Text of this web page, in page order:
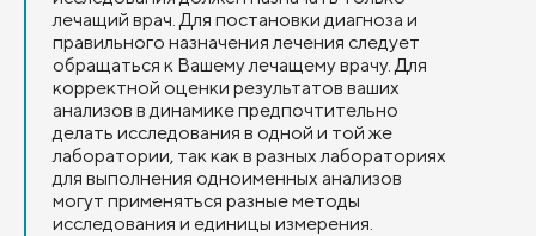
лечащий врач. Для постановки диагноза и
правильного назначения лечения следует
обращаться к Вашему лечащему врачу. Для
корректной оценки результатов ваших
анализов в динамике предпочтительно
делать исследования в одной и той же
лаборатории, так как в разных лабораториях
для выполнения одноименных анализов
могут применяться разные методы
исследования и единицы измерения.